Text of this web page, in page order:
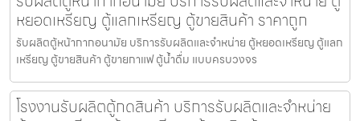
หยอดเหรียญ ตู้แลกเหรียญ ตู้ขายสินค้า ราคาถูก
รับผลิตตู้หน้ากากอนามัย บริการรับผลิตและจำหน่าย ตู้หยอดเหรียญ ตู้แลก
เหรียญ ตู้ขายสินค้า ตู้ขายกาแฟ ตู้น้ำดื่ม แบบครบวงจร
โรงงานรับผลิตตู้กดสินค้า บริการรับผลิตและจำหน่าย